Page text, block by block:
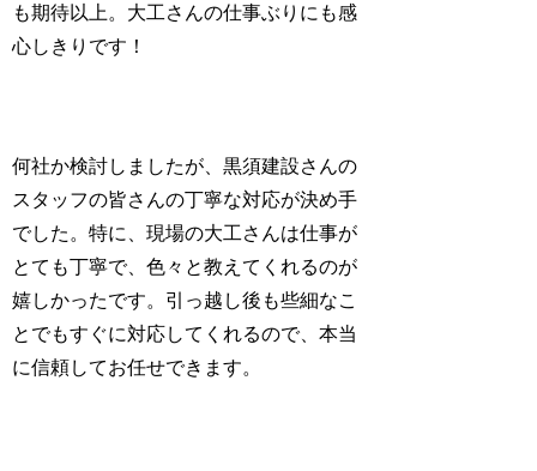
も期待以上。大工さんの仕事ぶりにも感
心しきりです！
何社か検討しましたが、黒須建設さんの
スタッフの皆さんの丁寧な対応が決め手
でした。特に、現場の大工さんは仕事が
とても丁寧で、色々と教えてくれるのが
嬉しかったです。引っ越し後も些細なこ
とでもすぐに対応してくれるので、本当
に信頼してお任せできます。